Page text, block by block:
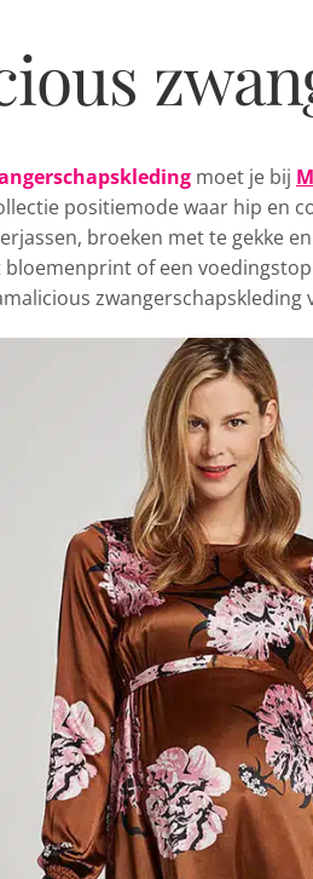
moet je bij
positiemode waar hip en
broeken met te gekke
of een
zwangerschapskleding